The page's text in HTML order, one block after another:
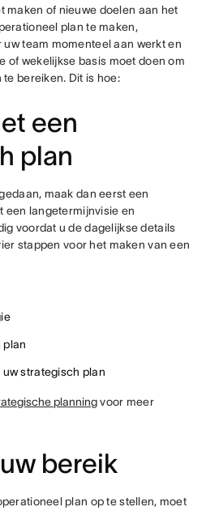
maken of nieuwe doelen aan het
plan te maken,
team momenteel aan werkt en
of wekelijkse basis moet doen om
bereiken. Dit is hoe:
een
plan
maak dan eerst een
een langetermijnvisie en
voordat u de dagelijkse details
stappen voor het maken van een
plan
uw strategisch plan
planningvoor meer
bereik
plan op te stellen, moet